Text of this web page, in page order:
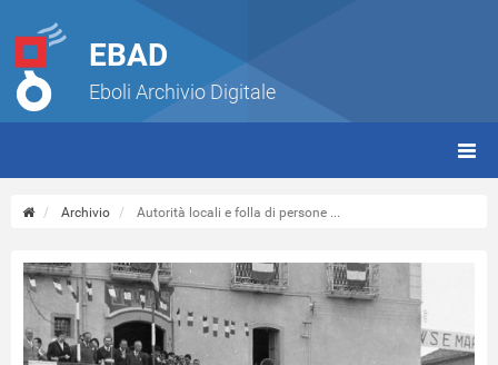
EBAD
Eboli Archivio Digitale
Archivio Autorità locali e folla di persone ...